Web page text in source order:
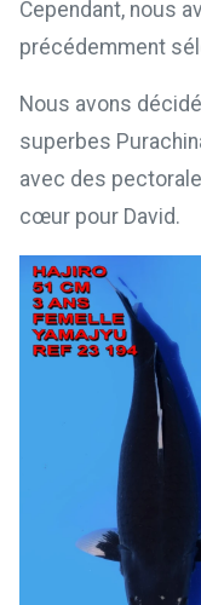
Cependant, nous
précédemment
Nous avons
superbes
avec des
cœur pour David.